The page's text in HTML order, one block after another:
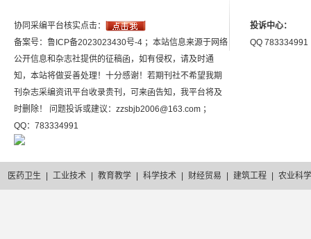
协同采编平台核实点击：
备案号：鲁ICP备2023023430号-4 ；本站信息来源于网络
公开信息和杂志社提供的征稿函，如有侵权，请及时通
知，本站将做妥善处理！十分感谢！若期刊社不希望我期
刊杂志采编资讯平台收录贵刊，可来函告知，我平台将及
时删除！ 问题投诉或建议：zzsbjb2006@163.com ；
QQ：783334991
投诉中心：
QQ 783334991
医药卫生 工业技术 教育教学 科学技术 财经贸易 建筑工程 农业科学